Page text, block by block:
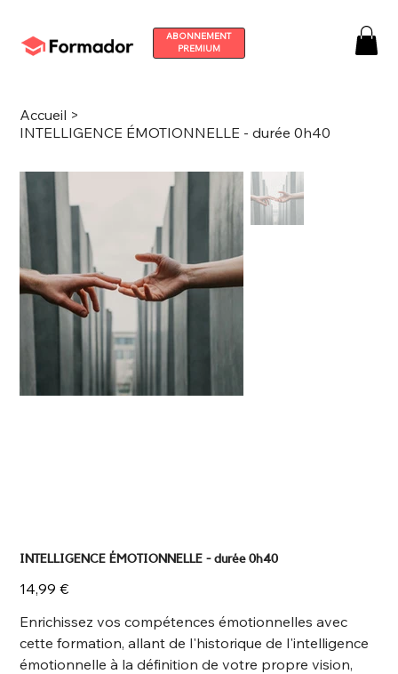
ABONNEMENT
PREMIUM
Accueil >
INTELLIGENCE ÉMOTIONNELLE - durée 0h40
INTELLIGENCE ÉMOTIONNELLE - durée 0h40
Prix
14,99 €
Enrichissez vos compétences émotionnelles avec
cette formation, allant de l'historique de l'intelligence
émotionnelle à la définition de votre propre vision,